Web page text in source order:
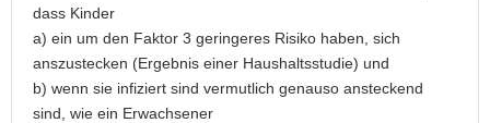
dass Kinder
a) ein um den Faktor 3 geringeres Risiko haben, sich
anszustecken (Ergebnis einer Haushaltsstudie) und
b) wenn sie infiziert sind vermutlich genauso ansteckend
sind, wie ein Erwachsener